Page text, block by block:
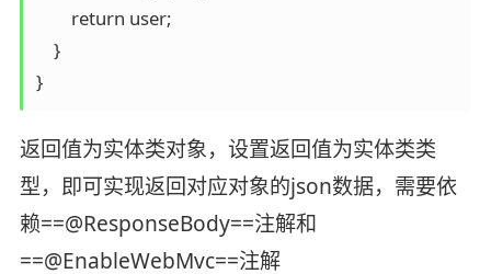
        return user;
    }
}
返回值为实体类对象，设置返回值为实体类类
型，即可实现返回对应对象的json数据，需要依
赖==@ResponseBody==注解和
==@EnableWebMvc==注解